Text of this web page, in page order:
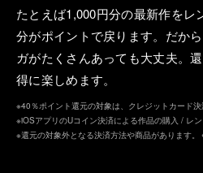
たとえば1,000円分の最新作をレ
分がポイントで戻ります。だか
ガがたくさんあっても⼤丈夫。
得に楽しめます。
※40％ポイント還元の対象は、クレジットカード決
※iOSアプリのUコイン決済による作品の購入 / レ
※還元の対象外となる決済方法や商品があります。